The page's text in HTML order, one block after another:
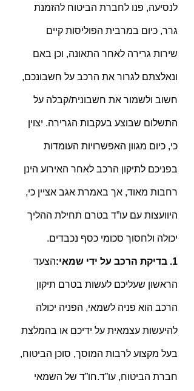
לנסיעה, פנו לחברת הביטוח להזמנת
גרר, כיום במרבית הפוליסות קיים
שירות גרירה לאחר התאונה, וכן באם
ונאלצתם לגרור את הרכב על חשבונכם,
חשוב ולשמור את חשבונית/קבלה על
התשלום שבוצע בעקבות הגרירה. יצוין
כי, כיום מגוון האפשרויות העומדות
בפניכם לתיקון הרכב לאחר האירוע הינן
רחבות מאוד, אך באמרת אגב אציין כי,
היוועצות עם עו”ד בטרם תחילת ההליך
יכולה ולחסוך סכומי כסף נכבדים.
1. בדיקת הרכב על ידי שמאי: הצעד
הראשון שעליכם לעשות בטרם תיקון
הרכב הוא פניה לשמאי, הפניה יכולה
להיעשות עצמאית על ידיכם או בהמלצת
בעל מקצוע לרבות המוסך, סוכן הביטוח,
חברת הביטוח, עו”ד.חו”ד של השמאי